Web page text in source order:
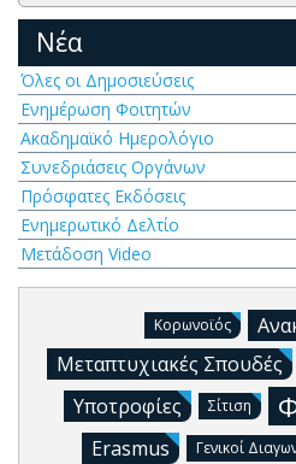
Νέα
Όλες οι Δημοσιεύσεις
Ενημέρωση Φοιτητών
Ακαδημαϊκό Ημερολόγιο
Συνεδριάσεις Οργάνων
Πρόσφατες Εκδόσεις
Ενημερωτικό Δελτίο
Μετάδοση Video
Κορωνοϊός
Μεταπτυχιακές Σπουδές
Υποτροφίες Σίτιση
Erasmus Γενικοί